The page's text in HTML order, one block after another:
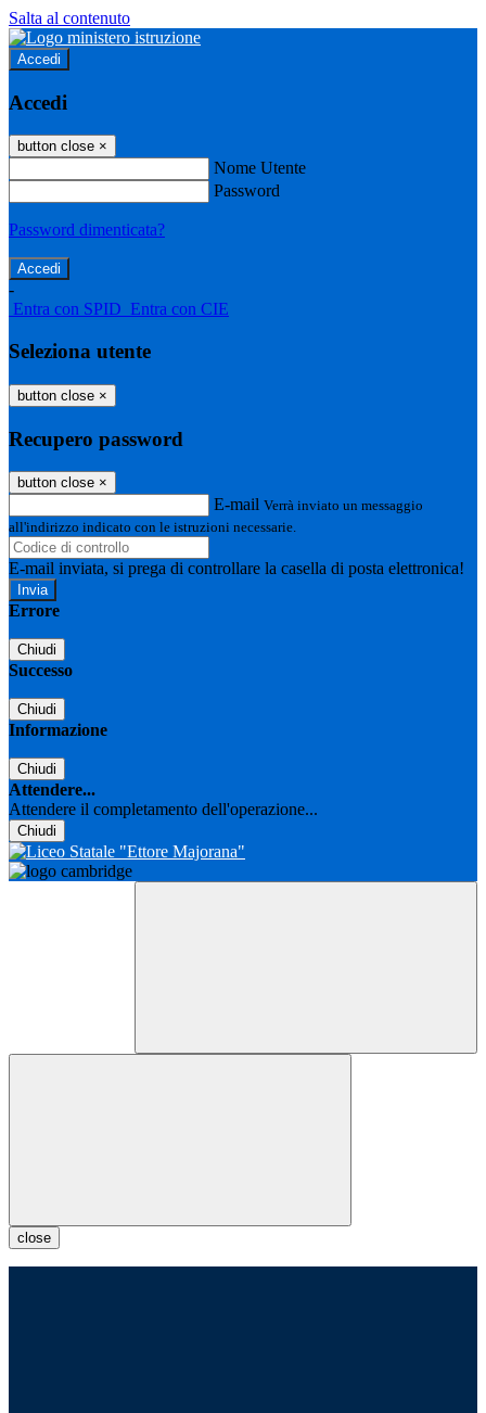
Salta al contenuto
Accedi
Accedi
button close ×
Nome Utente
Password
Password dimenticata?
-
Entra con SPID Entra con CIE
Seleziona utente
button close ×
Recupero password
button close ×
E-mail Verrà inviato un messaggio
all'indirizzo indicato con le istruzioni necessarie.
E-mail inviata, si prega di controllare la casella di posta elettronica!
Errore
Chiudi
Successo
Chiudi
Informazione
Chiudi
Attendere...
Attendere il completamento dell'operazione...
Chiudi
close